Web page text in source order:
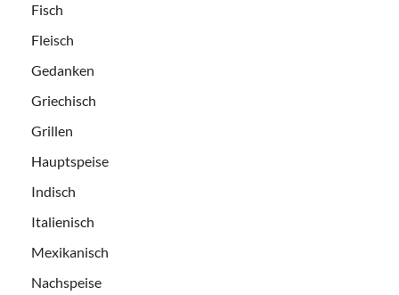
Fisch
Fleisch
Gedanken
Griechisch
Grillen
Hauptspeise
Indisch
Italienisch
Mexikanisch
Nachspeise